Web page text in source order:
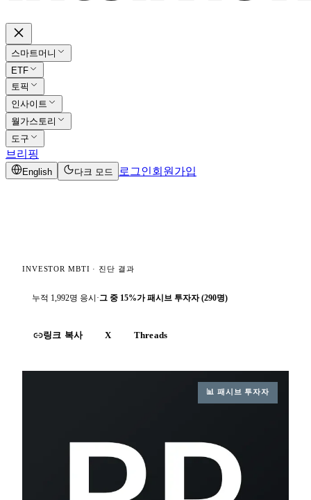
스마트머니
ETF
토픽
인사이트
월가스토리
도구
브리핑
English 다크 모드 로그인회원가입
INVESTOR MBTI · 진단 결과
누적 1,992명 응시 ·그 중 15%가 패시브 투자자 (290명)
링크 복사 X Threads
📊 패시브 투자자